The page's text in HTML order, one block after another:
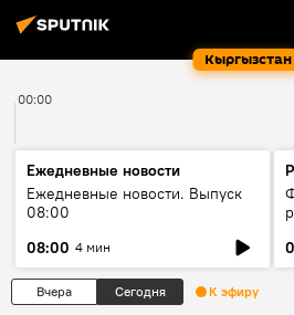
Кыргызстан
00:00
Ежедневные новости
Ежедневные новости. Выпуск
08:00
08:00 4 мин
Вчера Сегодня К эфиру